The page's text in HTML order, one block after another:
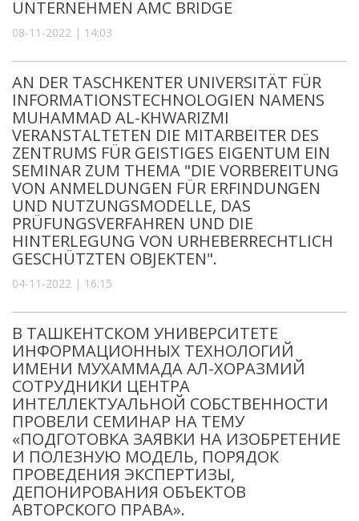
UNTERNEHMEN AMC BRIDGE
08-11-2022 | 14:03
AN DER TASCHKENTER UNIVERSITÄT FÜR
INFORMATIONSTECHNOLOGIEN NAMENS
MUHAMMAD AL-KHWARIZMI
VERANSTALTETEN DIE MITARBEITER DES
ZENTRUMS FÜR GEISTIGES EIGENTUM EIN
SEMINAR ZUM THEMA "DIE VORBEREITUNG
VON ANMELDUNGEN FÜR ERFINDUNGEN
UND NUTZUNGSMODELLE, DAS
PRÜFUNGSVERFAHREN UND DIE
HINTERLEGUNG VON URHEBERRECHTLICH
GESCHÜTZTEN OBJEKTEN".
04-11-2022 | 16:15
В ТАШКЕНТСКОМ УНИВЕРСИТЕТЕ
ИНФОРМАЦИОННЫХ ТЕХНОЛОГИЙ
ИМЕНИ МУХАММАДА АЛ-ХОРАЗМИЙ
СОТРУДНИКИ ЦЕНТРА
ИНТЕЛЛЕКТУАЛЬНОЙ СОБСТВЕННОСТИ
ПРОВЕЛИ СЕМИНАР НА ТЕМУ
«ПОДГОТОВКА ЗАЯВКИ НА ИЗОБРЕТЕНИЕ
И ПОЛЕЗНУЮ МОДЕЛЬ, ПОРЯДОК
ПРОВЕДЕНИЯ ЭКСПЕРТИЗЫ,
ДЕПОНИРОВАНИЯ ОБЪЕКТОВ
АВТОРСКОГО ПРАВА».